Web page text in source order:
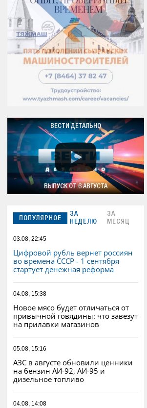
ВЕСТИ ДЕТАЛЬНО
ВЫПУСК ОТ 6 АВГУСТА
ПОПУЛЯРНОЕ
ЗА
НЕДЕЛЮ
ЗА
МЕСЯЦ
03.08, 22:45
Цифровой рубль вернет россиян
во времена СССР - 1 сентября
стартует денежная реформа
04.08, 15:38
Новое мясо будет отличаться от
привычной говядины: что завезут
на прилавки магазинов
05.08, 15:16
АЗС в августе обновили ценники
на бензин АИ-92, АИ-95 и
дизельное топливо
04.08, 14:08